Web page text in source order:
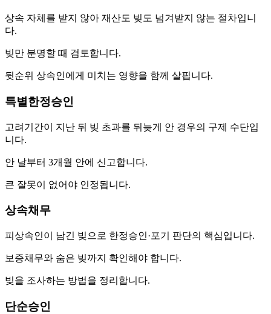
상속 자체를 받지 않아 재산도 빚도 넘겨받지 않는 절차입니
다.
빚만 분명할 때 검토합니다.
뒷순위 상속인에게 미치는 영향을 함께 살핍니다.
특별한정승인
고려기간이 지난 뒤 빚 초과를 뒤늦게 안 경우의 구제 수단입
니다.
안 날부터 3개월 안에 신고합니다.
큰 잘못이 없어야 인정됩니다.
상속채무
피상속인이 남긴 빚으로 한정승인·포기 판단의 핵심입니다.
보증채무와 숨은 빚까지 확인해야 합니다.
빚을 조사하는 방법을 정리합니다.
단순승인